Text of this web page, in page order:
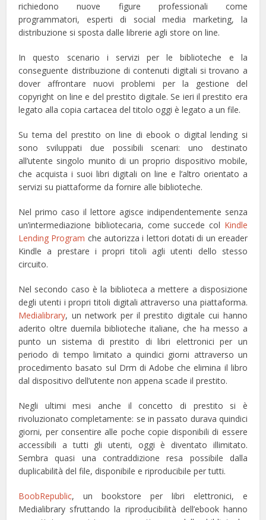
richiedono nuove figure professionali come
programmatori, esperti di social media marketing, la
distribuzione si sposta dalle librerie agli store on line.
In questo scenario i servizi per le biblioteche e la
conseguente distribuzione di contenuti digitali si trovano a
dover affrontare nuovi problemi per la gestione del
copyright on line e del prestito digitale. Se ieri il prestito era
legato alla copia cartacea del titolo oggi è legato a un file.
Su tema del prestito on line di ebook o digital lending si
sono sviluppati due possibili scenari: uno destinato
all’utente singolo munito di un proprio dispositivo mobile,
che acquista i suoi libri digitali on line e l’altro orientato a
servizi su piattaforme da fornire alle biblioteche.
Nel primo caso il lettore agisce indipendentemente senza
un’intermediazione bibliotecaria, come succede col Kindle
Lending Program che autorizza i lettori dotati di un ereader
Kindle a prestare i propri titoli agli utenti dello stesso
circuito.
Nel secondo caso è la biblioteca a mettere a disposizione
degli utenti i propri titoli digitali attraverso una piattaforma.
Medialibrary, un network per il prestito digitale cui hanno
aderito oltre duemila biblioteche italiane, che ha messo a
punto un sistema di prestito di libri elettronici per un
periodo di tempo limitato a quindici giorni attraverso un
procedimento basato sul Drm di Adobe che elimina il libro
dal dispositivo dell’utente non appena scade il prestito.
Negli ultimi mesi anche il concetto di prestito si è
rivoluzionato completamente: se in passato durava quindici
giorni, per consentire alle poche copie disponibili di essere
accessibili a tutti gli utenti, oggi è diventato illimitato.
Sembra quasi una contraddizione resa possibile dalla
duplicabilità del file, disponibile e riproducibile per tutti.
BoobRepublic, un bookstore per libri elettronici, e
Medialibrary sfruttando la riproducibilità dell’ebook hanno